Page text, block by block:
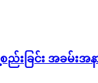
စည်းခြင်း အခမ်းအ